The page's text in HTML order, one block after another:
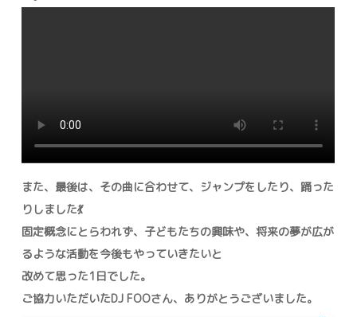
また、最後は、その曲に合わせて、ジャンプをしたり、踊った
りしました💃
固定概念にとらわれず、子どもたちの興味や、将来の夢が広が
るような活動を今後もやっていきたいと
改めて思った1日でした。
ご協力いただいたDJ FOOさん、ありがとうございました。